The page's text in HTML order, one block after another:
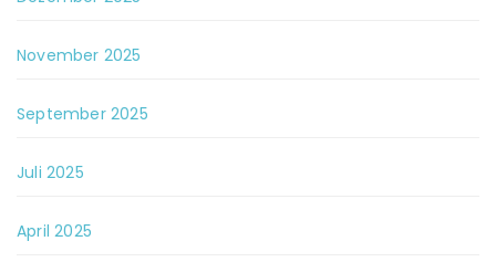
November 2025
September 2025
Juli 2025
April 2025